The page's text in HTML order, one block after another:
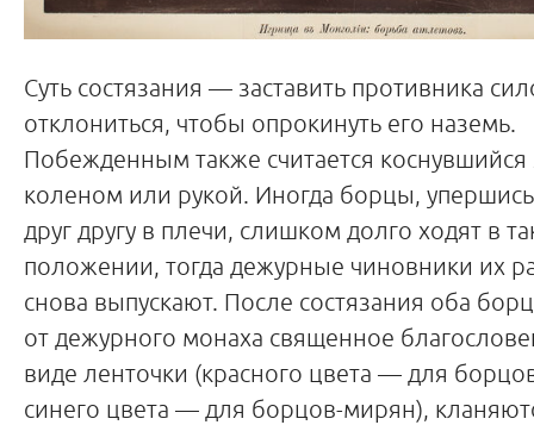
Суть состязания — заставить противника
отклониться, чтобы опрокинуть его наземь.
Побежденным также считается
коленом или рукой. Иногда борцы,
друг другу в плечи, слишком долго ходят в
положении, тогда дежурные чиновники их
снова выпускают. После состязания оба
от дежурного монаха священное
виде ленточки (красного цвета — для
синего цвета — для борцов-мирян),